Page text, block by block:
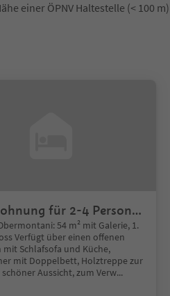
einer ÖPNV Haltestelle (< 100 m)
für 2-4 Personen
54 m² mit Galerie, 1.
Verfügt über einen offenen
Schlafsofa und Küche,
mit Doppelbett, Holztreppe zur
Aussicht, zum Verw...